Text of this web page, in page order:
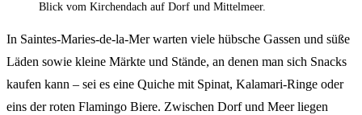
Blick vom Kirchendach auf Dorf und Mittelmeer.
In Saintes-Maries-de-la-Mer warten viele hübsche Gassen und süße
Läden sowie kleine Märkte und Stände, an denen man sich Snacks
kaufen kann – sei es eine Quiche mit Spinat, Kalamari-Ringe oder
eins der roten Flamingo Biere. Zwischen Dorf und Meer liegen